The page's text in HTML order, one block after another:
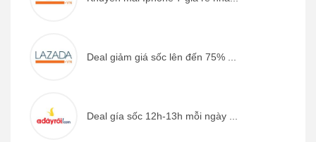
Deal giảm giá sốc lên đến 75% ...
Deal gía sốc 12h-13h mỗi ngày ...